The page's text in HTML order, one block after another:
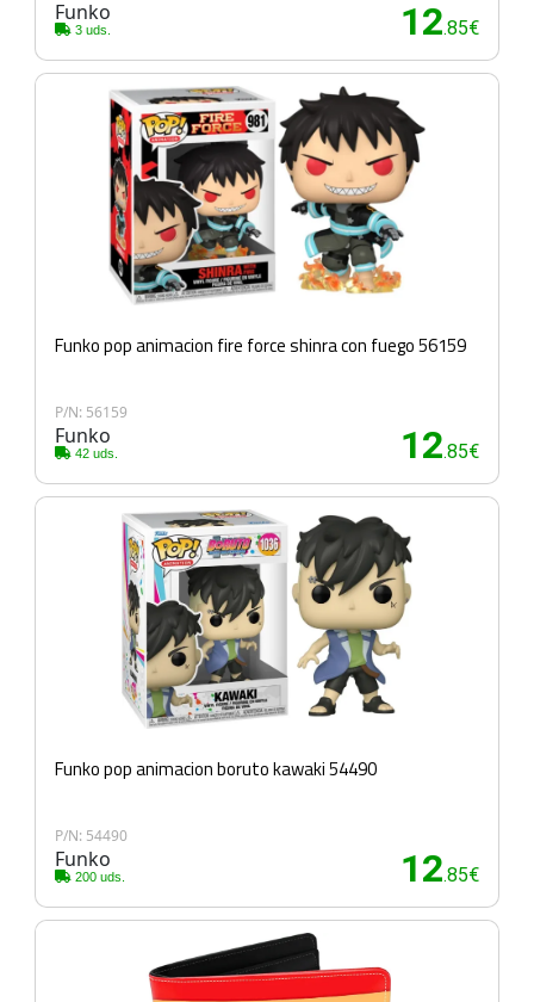
Funko
3 uds. 12.85€
Funko pop animacion fire force shinra con fuego 56159
P/N: 56159
Funko
42 uds. 12.85€
Funko pop animacion boruto kawaki 54490
P/N: 54490
Funko
200 uds. 12.85€